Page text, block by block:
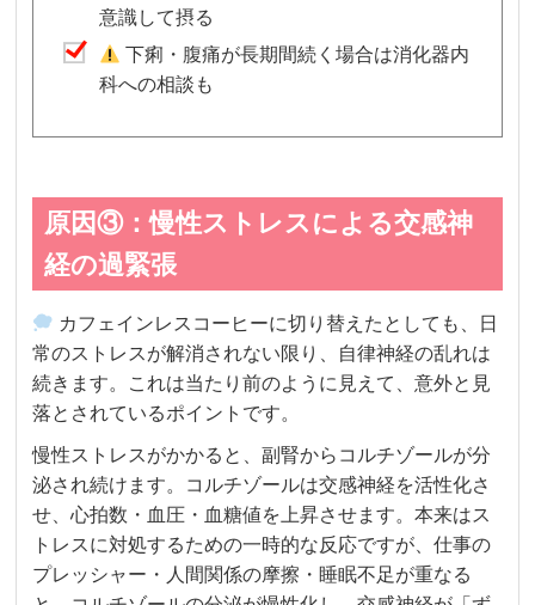
意識して摂る
下痢・腹痛が長期間続く場合は消化器内
科への相談も
原因③：慢性ストレスによる交感神
経の過緊張
カフェインレスコーヒーに切り替えたとしても、日
常のストレスが解消されない限り、自律神経の乱れは
続きます。これは当たり前のように見えて、意外と見
落とされているポイントです。
慢性ストレスがかかると、副腎からコルチゾールが分
泌され続けます。コルチゾールは交感神経を活性化さ
せ、心拍数・血圧・血糖値を上昇させます。本来はス
トレスに対処するための一時的な反応ですが、仕事の
プレッシャー・人間関係の摩擦・睡眠不足が重なる